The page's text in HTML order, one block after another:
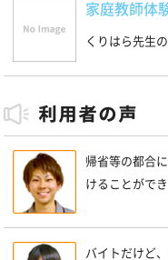
家庭教師体
くりはら先生
帰省等の都合
けることができ
バイトだけど